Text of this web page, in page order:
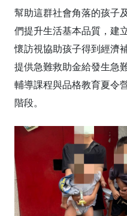
幫助這群社會角落的孩子
們提升生活基本品質，建
懷訪視協助孩子得到經濟
提供急難救助金給發生急
輔導課程與品格教育夏令
階段。